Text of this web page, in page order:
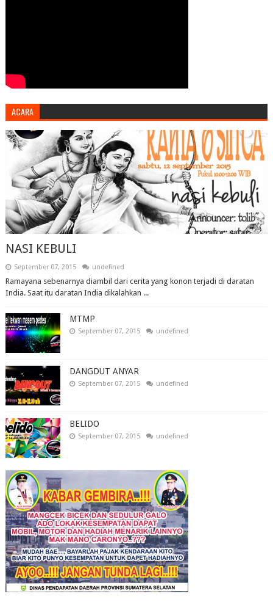
ACARA
NASI KEBULI
September 07, 2015 undefined
Ramayana sebenarnya diambil dari cerita yang konon terjadi di daratan
India. Saat itu daratan India dikalahkan ...
MTMP
September 07, 2015 undefined
DANGDUT ANYAR
September 07, 2015 undefined
BELIDO
September 07, 2015 undefined